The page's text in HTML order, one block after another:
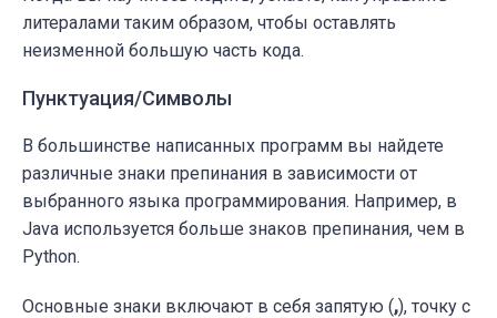
литералами таким образом, чтобы оставлять
неизменной большую часть кода.
Пунктуация/Символы
В большинстве написанных программ вы найдете
различные знаки препинания в зависимости от
выбранного языка программирования. Например, в
Java используется больше знаков препинания, чем в
Python.
Основные знаки включают в себя запятую (,), точку с